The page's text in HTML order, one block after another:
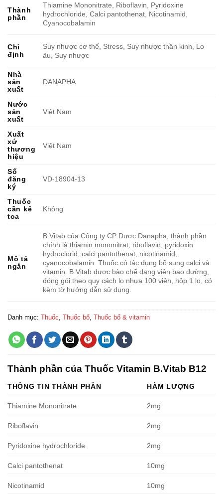
Thành
phần
Thiamine Mononitrate, Riboflavin, Pyridoxine
hydrochloride, Calci pantothenat, Nicotinamid,
Cyanocobalamin
Chỉ
định
Suy nhược cơ thể, Stress, Suy nhược thần kinh, Lo
âu, Suy nhược
Nhà
sản
xuất
DANAPHA
Nước
sản
xuất
Việt Nam
Xuất
xứ
thương
hiệu
Việt Nam
Số
đăng
ký
VD-18904-13
Thuốc
cần kê
toa
Không
Mô tả
ngắn
B.Vitab của Công ty CP Dược Danapha, thành phần
chính là thiamin mononitrat, riboflavin, pyridoxin
hydroclorid, calci pantothenat, nicotinamid,
cyanocobalamin. Thuốc có tác dụng bổ sung calci và
vitamin. B.Vitab được bào chế dạng viên bao đường,
đóng gói theo quy cách lọ nhựa 100 viên, hộp 1 lọ, có
kèm tờ hướng dẫn sử dụng.
Danh mục: Thuốc Thuốc bổ Thuốc bổ & vitamin
Thành phần của Thuốc Vitamin B.Vitab B12
THÔNG TIN THÀNH PHẦN HÀM LƯỢNG
Thiamine Mononitrate 2mg
Riboflavin 2mg
Pyridoxine hydrochloride 2mg
Calci pantothenat 10mg
Nicotinamid 10mg